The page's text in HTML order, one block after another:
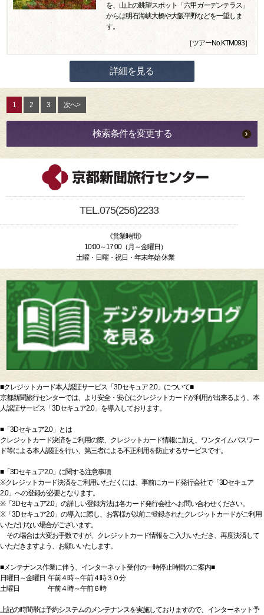
を、山上の眺望スポット「六甲ガーデンテラス」
からは明石海峡大橋や大阪平野などを一望しま
す。
［ツアーNo.KTM093］
詳細を見る
1 2 3 次へ>
検索条件を変更する
TEL.075(256)2233
《営業時間》
10:00～17:00（月～金曜日）
土曜・日曜・祝日・年末年始 休業
■クレジットカード本人認証サービス「3Dセキュア 2.0」について■
京都新聞旅行センターでは、より安全・安心にクレジットカードが利用が出来るよう、本
人認証サービス「3Dセキュア2.0」を導入しております。
■「3Dセキュア2.0」とは
クレジットカード決済をご利用の際、クレジットカード情報に加え、ワンタイムパスワー
ド等による本人認証を行い、第三者による不正利用を防止するサービスです。
■「3Dセキュア2.0」に関する注意事項
※クレジットカード決済をご利用いただくには、事前にカード発行会社で「3Dセキュア
2.0」への登録が必要となります。
※「3Dセキュア2.0」の詳しい登録方法は各カード発行会社へお問い合わせください。
※「3Dセキュア2.0」の導入に際し、お客様が以前ご登録されたクレジットカードがご利用
いただけない場合がございます。
その場合は大変お手数ですが、クレジットカード情報をご入力いただき、再度決済して
いただきますよう、お願いいたします。
■メンテナンス作業に伴う、インターネット受付の一時停止時間のご案内■
日曜日～金曜日 午前４時～午前４時３０分
土曜日 午前４時～午前６時
上記の時間帯は予約システムのメンテナンスを実施しておりますので、インターネット予